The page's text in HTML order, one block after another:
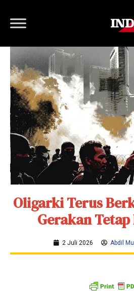
Oligarki Terus
Gerakan
2 Juli 2026 Abdil